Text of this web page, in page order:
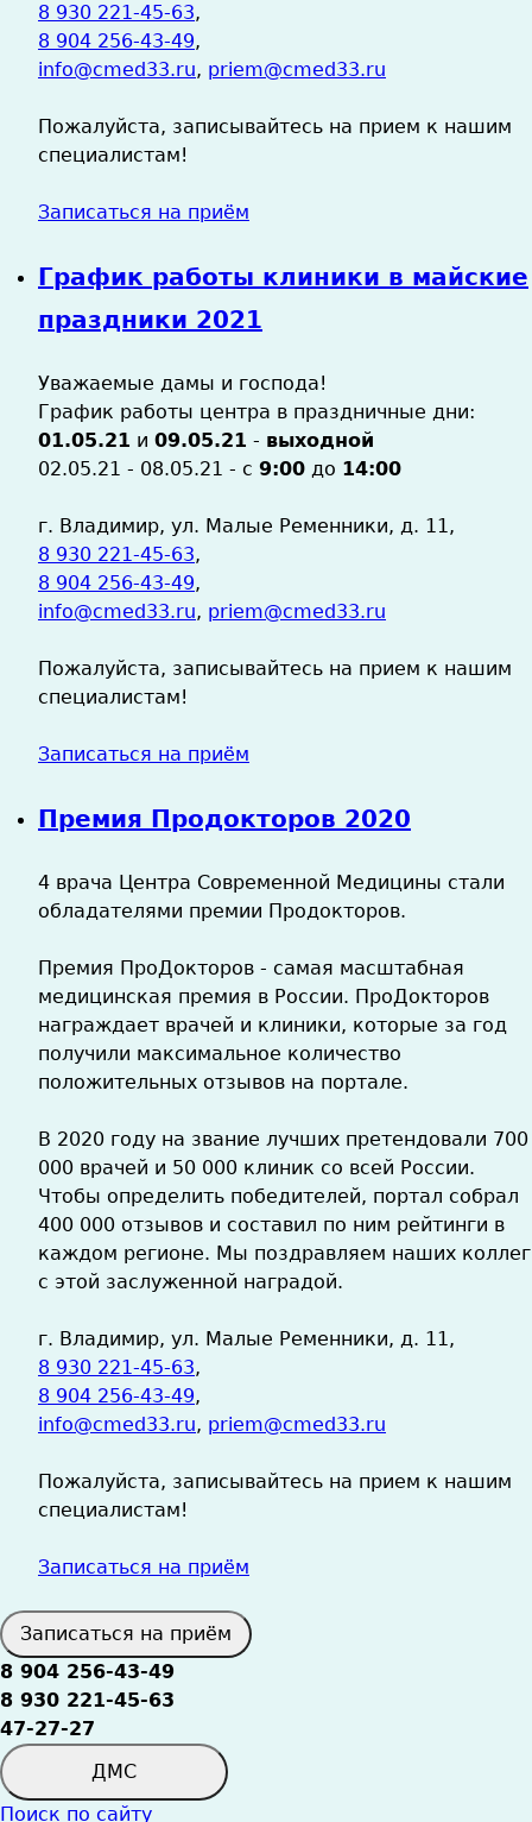
8 930 221-45-63,
8 904 256-43-49,
info@cmed33.ru, priem@cmed33.ru
Пожалуйста, записывайтесь на прием к нашим
специалистам!
Записаться на приём
График работы клиники в майские
праздники 2021
Уважаемые дамы и господа!
График работы центра в праздничные дни:
01.05.21 и 09.05.21 - выходной
02.05.21 - 08.05.21 - с 9:00 до 14:00
г. Владимир, ул. Малые Ременники, д. 11,
8 930 221-45-63,
8 904 256-43-49,
info@cmed33.ru, priem@cmed33.ru
Пожалуйста, записывайтесь на прием к нашим
специалистам!
Записаться на приём
Премия Продокторов 2020
4 врача Центра Современной Медицины стали
обладателями премии Продокторов.
Премия ПроДокторов - самая масштабная
медицинская премия в России. ПроДокторов
награждает врачей и клиники, которые за год
получили максимальное количество
положительных отзывов на портале.
В 2020 году на звание лучших претендовали 700
000 врачей и 50 000 клиник со всей России.
Чтобы определить победителей, портал собрал
400 000 отзывов и составил по ним рейтинги в
каждом регионе. Мы поздравляем наших коллег
с этой заслуженной наградой.
г. Владимир, ул. Малые Ременники, д. 11,
8 930 221-45-63,
8 904 256-43-49,
info@cmed33.ru, priem@cmed33.ru
Пожалуйста, записывайтесь на прием к нашим
специалистам!
Записаться на приём
Записаться на приём
8 904 256-43-49
8 930 221-45-63
47-27-27
ДМС
Поиск по сайту